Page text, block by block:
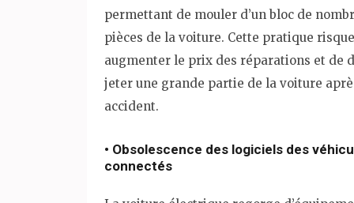
permettant de mouler d’un bloc de
pièces de la voiture. Cette pratique
augmenter le prix des réparations et de
jeter une grande partie de la voiture
accident.
• Obsolescence des logiciels des
connectés